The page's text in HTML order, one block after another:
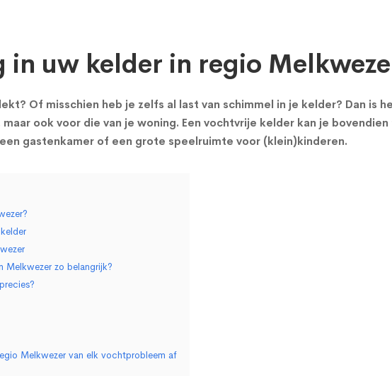
uw kelder in regio
Of misschien heb je zelfs al last van schimmel in je kelder? Dan is
ook voor die van je woning. Een vochtvrije kelder kan je
gastenkamer of een grote speelruimte voor (klein)kinderen.
Melkwezer zo belangrijk?
Melkwezer van elk vochtprobleem af